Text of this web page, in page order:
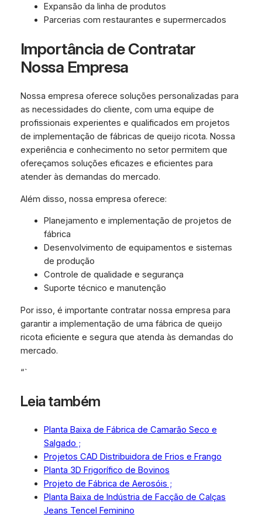
Expansão da linha de produtos
Parcerias com restaurantes e supermercados
Importância de Contratar
Nossa Empresa
Nossa empresa oferece soluções personalizadas para
as necessidades do cliente, com uma equipe de
profissionais experientes e qualificados em projetos
de implementação de fábricas de queijo ricota. Nossa
experiência e conhecimento no setor permitem que
ofereçamos soluções eficazes e eficientes para
atender às demandas do mercado.
Além disso, nossa empresa oferece:
Planejamento e implementação de projetos de
fábrica
Desenvolvimento de equipamentos e sistemas
de produção
Controle de qualidade e segurança
Suporte técnico e manutenção
Por isso, é importante contratar nossa empresa para
garantir a implementação de uma fábrica de queijo
ricota eficiente e segura que atenda às demandas do
mercado.
“`
Leia também
Planta Baixa de Fábrica de Camarão Seco e
Salgado ;
Projetos CAD Distribuidora de Frios e Frango
Planta 3D Frigorífico de Bovinos
Projeto de Fábrica de Aerosóis ;
Planta Baixa de Indústria de Facção de Calças
Jeans Tencel Feminino